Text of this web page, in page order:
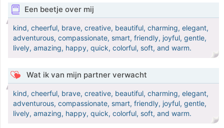
Een beetje over mij
kind, cheerful, brave, creative, beautiful, charming, elegant,
adventurous, compassionate, smart, friendly, joyful, gentle,
lively, amazing, happy, quick, colorful, soft, and warm.
Wat ik van mijn partner verwacht
kind, cheerful, brave, creative, beautiful, charming, elegant,
adventurous, compassionate, smart, friendly, joyful, gentle,
lively, amazing, happy, quick, colorful, soft, and warm.